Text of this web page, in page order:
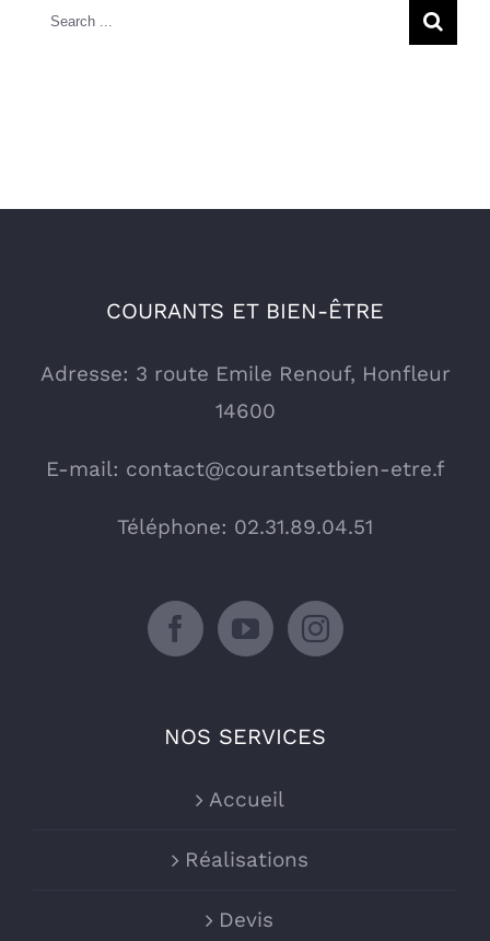
Search
COURANTS ET BIEN-ÊTRE
Adresse: 3 route Emile Renouf, Honfleur
14600
E-mail: contact@courantsetbien-etre.f
Téléphone: 02.31.89.04.51
NOS SERVICES
Accueil
Réalisations
Devis